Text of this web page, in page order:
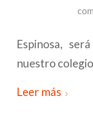
Espinosa,
nuestro
Leer más